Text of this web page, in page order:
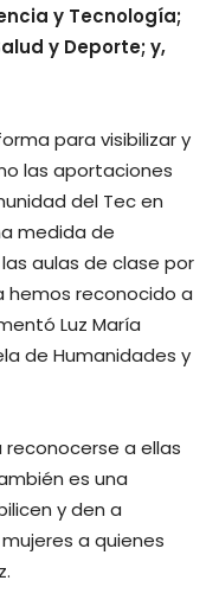
y Tecnología;
y Deporte; y,
para visibilizar y
las aportaciones
del Tec en
medida de
aulas de clase por
hemos reconocido a
Luz María
de Humanidades y
reconocerse a ellas
es una
y den a
a quienes